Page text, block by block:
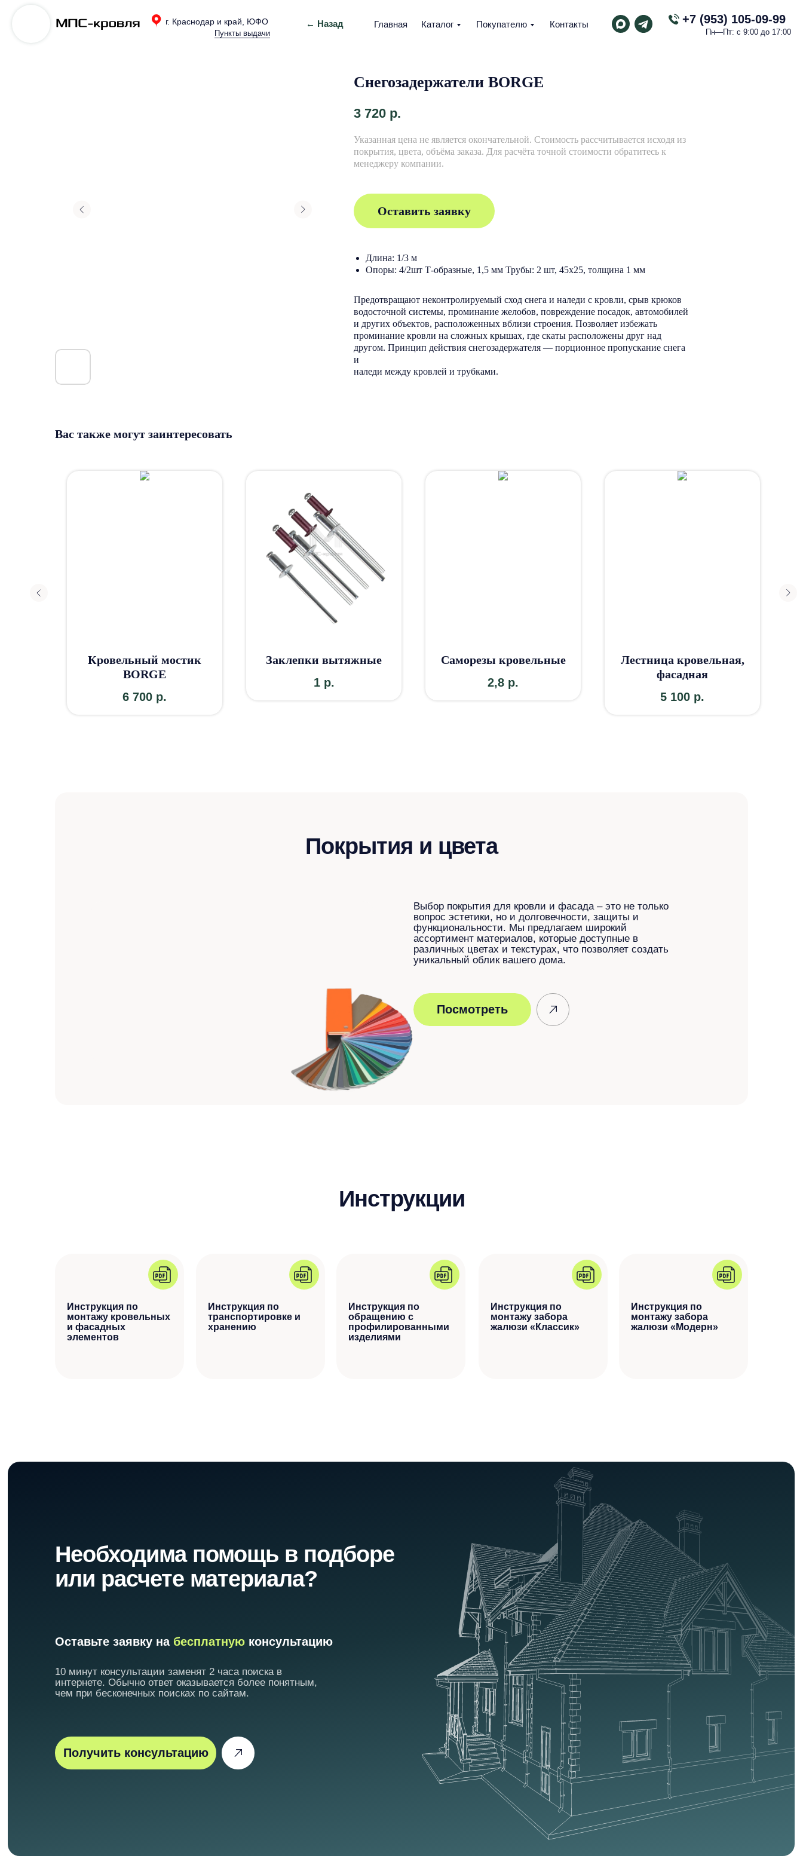
г. Краснодар и край, ЮФО
Пн—Пт: с 9:00 до 17:00
Пункты выдачи
Главная Каталог Контакты
Покупателю +7 (953) 105-09-99
← Назад
Снегозадержатели BORGE
3 720 р.
Указанная цена не является окончательной. Стоимость рассчитывается исходя из
покрытия, цвета, объёма заказа. Для расчёта точной стоимости обратитесь к
менеджеру компании.
Оставить заявку
Длина: 1/3 м
Опоры: 4/2шт Т-образные, 1,5 мм Трубы: 2 шт, 45х25, толщина 1 мм
Предотвращают неконтролируемый сход снега и наледи с кровли, срыв крюков
водосточной системы, проминание желобов, повреждение посадок, автомобилей
и других объектов, расположенных вблизи строения. Позволяет избежать
проминание кровли на сложных крышах, где скаты расположены друг над
другом. Принцип действия снегозадержателя — порционное пропускание снега
и
наледи между кровлей и трубками.
Вас также могут заинтересовать
Кровельный мостик
BORGE
6 700 р.
Заклепки вытяжные
1 р.
Саморезы кровельные
2,8 р.
Лестница кровельная,
фасадная
5 100 р.
Посмотреть
Покрытия и цвета
Выбор покрытия для кровли и фасада – это не только
вопрос эстетики, но и долговечности, защиты и
функциональности. Мы предлагаем широкий
ассортимент материалов, которые доступные в
различных цветах и текстурах, что позволяет создать
уникальный облик вашего дома.
Инструкции
Инструкция по
обращению с
профилированными
изделиями
Инструкция по
транспортировке и
хранению
Инструкция по
монтажу забора
жалюзи «Классик»
Инструкция по
монтажу забора
жалюзи «Модерн»
Инструкция по
монтажу кровельных
и фасадных
элементов
Получить консультацию
Необходима помощь в подборе
или расчете материала?
Оставьте заявку на бесплатную консультацию
10 минут консультации заменят 2 часа поиска в
интернете. Обычно ответ оказывается более понятным,
чем при бесконечных поисках по сайтам.